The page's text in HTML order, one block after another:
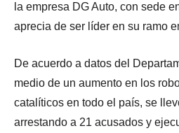
la empresa DG Auto, con sede
aprecia de ser líder en su ramo
De acuerdo a datos del
medio de un aumento en los
catalíticos en todo el país, se
arrestando a 21 acusados ​​y